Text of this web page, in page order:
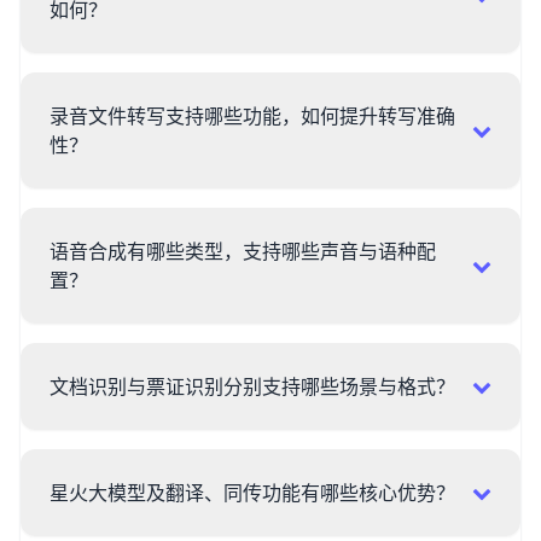
如何？
录音文件转写支持哪些功能，如何提升转写准确
性？
语音合成有哪些类型，支持哪些声音与语种配
置？
文档识别与票证识别分别支持哪些场景与格式？
星火大模型及翻译、同传功能有哪些核心优势？